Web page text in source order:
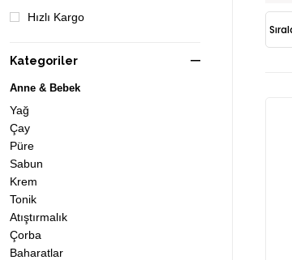
Hızlı Kargo
Kategoriler
Anne & Bebek
Yağ
Çay
Püre
Sabun
Krem
Tonik
Atıştırmalık
Çorba
Baharatlar